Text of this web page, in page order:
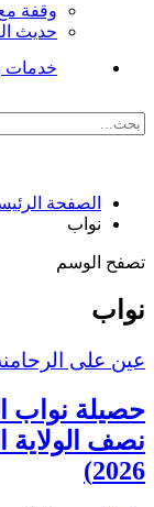
وقفة
حديث
خدمات
الصفحة
نواب
تصفح الوسم
نواب
عين على
حصيلة نواب
2026)